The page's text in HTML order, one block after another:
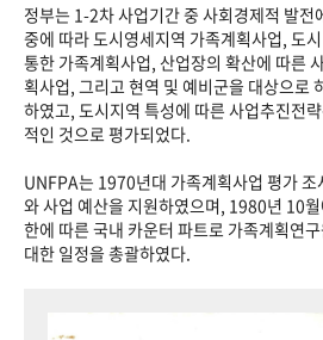
정부는 1-2차 사업기간 중 사회경제적 발전
중에 따라 도시영세지역 가족계획사업, 도
통한 가족계획사업, 산업장의 확산에 따른
획사업, 그리고 현역 및 예비군을 대상으로
하였고, 도시지역 특성에 따른 사업추진전
적인 것으로 평가되었다.
UNFPA는 1970년대 가족계획사업 평가
와 사업 예산을 지원하였으며, 1980년 10
한에 따른 국내 카운터 파트로 가족계획연
대한 일정을 총괄하였다.